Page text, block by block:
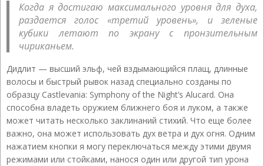
Когда я достигаю максимального уровня для духа,
раздается голос «третий уровень», и зеленые
кубики летают по экрану с пронзительным
чириканьем.
Дидлит — высший эльф, чей вздымающийся плащ, длинные
волосы и быстрый рывок назад специально созданы по
образцу Castlevania: Symphony of the Night’s Alucard. Она
способна владеть оружием ближнего боя и луком, а также
может читать несколько заклинаний стихий. Что еще более
важно, она может использовать дух ветра и дух огня. Одним
нажатием кнопки я могу переключаться между этими двумя
режимами или стойками, нанося один или другой тип урона